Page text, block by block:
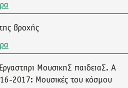
βροχής
ΜουσικηΣ παιδειαΣ. Α
2017: Μουσικές του κόσμου